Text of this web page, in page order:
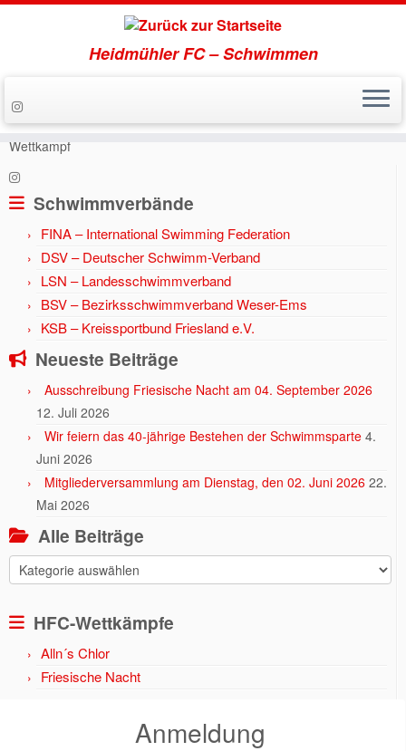
Zum
Inhalt
springen
Heidmühler FC – Schwimmen
Start » Aktuell » Jahr 2015 » 52 Podestplätze beim WSSV
Wettkampf
Schwimmverbände
FINA – International Swimming Federation
DSV – Deutscher Schwimm-Verband
LSN – Landesschwimmverband
BSV – Bezirksschwimmverband Weser-Ems
KSB – Kreissportbund Friesland e.V.
Neueste Beiträge
Ausschreibung Friesische Nacht am 04. September 2026
12. Juli 2026
Wir feiern das 40-jährige Bestehen der Schwimmsparte 4.
Juni 2026
Mitgliederversammlung am Dienstag, den 02. Juni 2026 22.
Mai 2026
Alle Beiträge
Alle
Beiträge
HFC-Wettkämpfe
Alln´s Chlor
Friesische Nacht
Anmeldung